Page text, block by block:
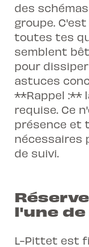
des
groupe.
toutes tes
semblent
pour
astuces
**Rappel :**
requise. Ce
présence et
nécessaires
de suivi.
l'une de
L-Pittet est